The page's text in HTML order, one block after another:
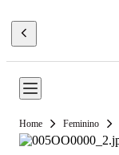
Feminino